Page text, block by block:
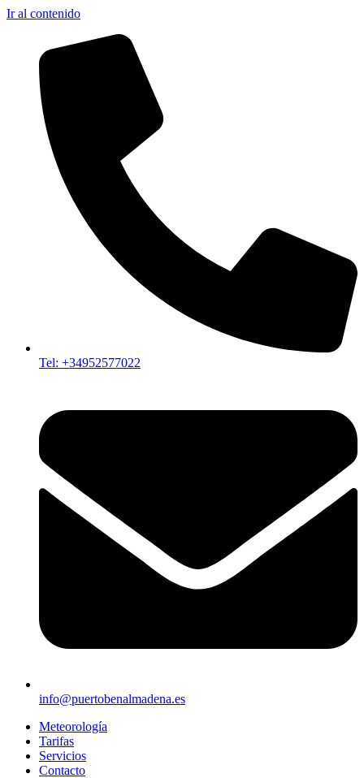
Ir al contenido
Tel: +34952577022
info@puertobenalmadena.es
Meteorología
Tarifas
Servicios
Contacto